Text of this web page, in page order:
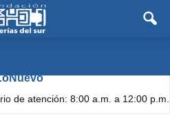
de atención: 8:00 a.m. a 12:00 p.m.